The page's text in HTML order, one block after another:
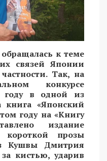
к теме
связей Японии
Так, на
конкурсе
году в одной из
«Японский
году на «Книгу
издание
прозы
Кушвы Дмитрия
кистью, ударив